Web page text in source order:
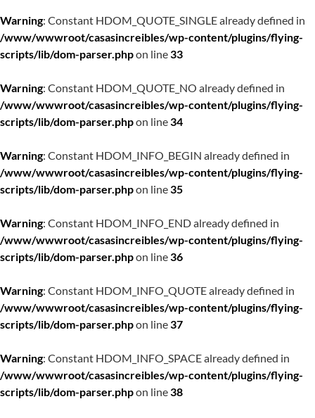
Warning: Constant HDOM_QUOTE_SINGLE already defined in
/www/wwwroot/casasincreibles/wp-content/plugins/flying-
scripts/lib/dom-parser.phpon line33
Warning: Constant HDOM_QUOTE_NO already defined in
/www/wwwroot/casasincreibles/wp-content/plugins/flying-
scripts/lib/dom-parser.phpon line34
Warning: Constant HDOM_INFO_BEGIN already defined in
/www/wwwroot/casasincreibles/wp-content/plugins/flying-
scripts/lib/dom-parser.phpon line35
Warning: Constant HDOM_INFO_END already defined in
/www/wwwroot/casasincreibles/wp-content/plugins/flying-
scripts/lib/dom-parser.phpon line36
Warning: Constant HDOM_INFO_QUOTE already defined in
/www/wwwroot/casasincreibles/wp-content/plugins/flying-
scripts/lib/dom-parser.phpon line37
Warning: Constant HDOM_INFO_SPACE already defined in
/www/wwwroot/casasincreibles/wp-content/plugins/flying-
scripts/lib/dom-parser.phpon line38